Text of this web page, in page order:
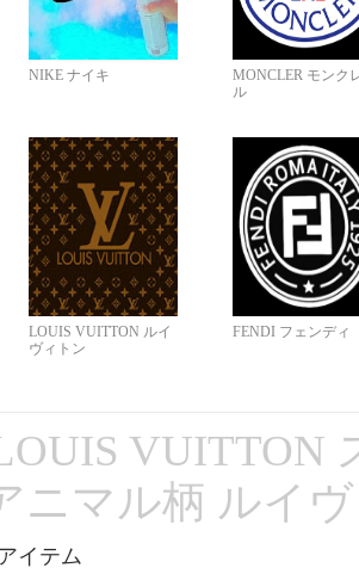
NIKE ナイキ
MONCLER モンク
ル
LOUIS VUITTON ルイ
ヴィトン
FENDI フェンディ
VUITTON
ニマル柄 ルイ
イテム